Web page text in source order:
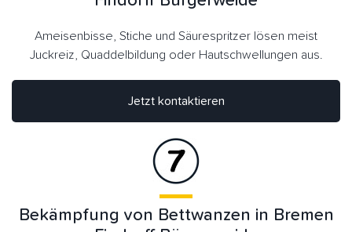
Jetzt kontaktieren
Ameisenbisse, Stiche und Säurespritzer lösen meist
Juckreiz, Quaddelbildung oder Hautschwellungen aus.
Bekämpfung von Bettwanzen in Bremen